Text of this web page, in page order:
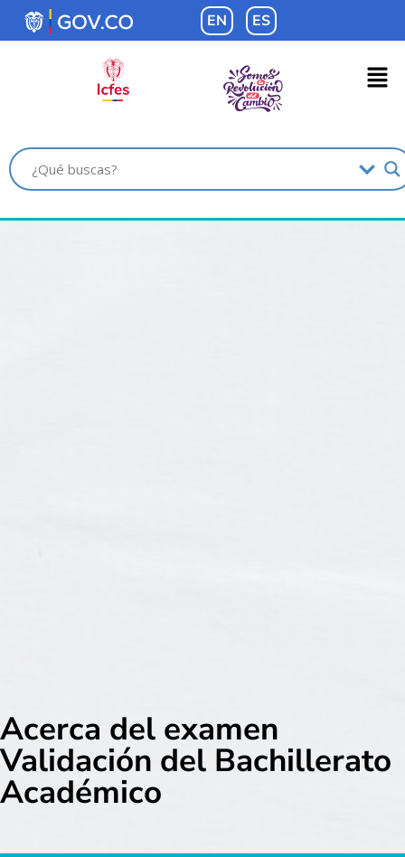
contenido EN ES
Acerca del examen
Validación del Bachillerato
Académico